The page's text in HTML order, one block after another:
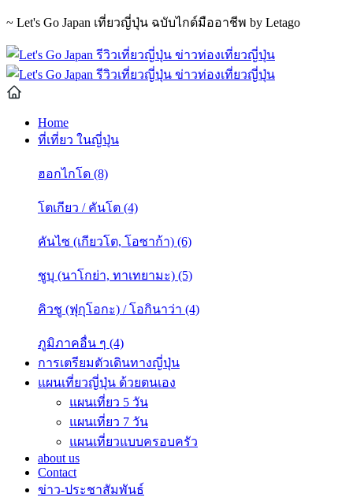
~ Let's Go Japan เที่ยวญี่ปุ่น ฉบับไกด์มืออาชีพ by Letago
Home
ที่เที่ยว ในญี่ปุ่น
ฮอกไกโด (8)
โตเกียว / คันโต (4)
คันไซ (เกียวโต, โอซาก้า) (6)
ชูบุ (นาโกย่า, ทาเทยามะ) (5)
คิวชู (ฟุกุโอกะ) / โอกินาว่า (4)
ภูมิภาคอื่น ๆ (4)
การเตรียมตัวเดินทางญี่ปุ่น
แผนเที่ยวญี่ปุ่น ด้วยตนเอง
แผนเที่ยว 5 วัน
แผนเที่ยว 7 วัน
แผนเที่ยวแบบครอบครัว
about us
Contact
ข่าว-ประชาสัมพันธ์